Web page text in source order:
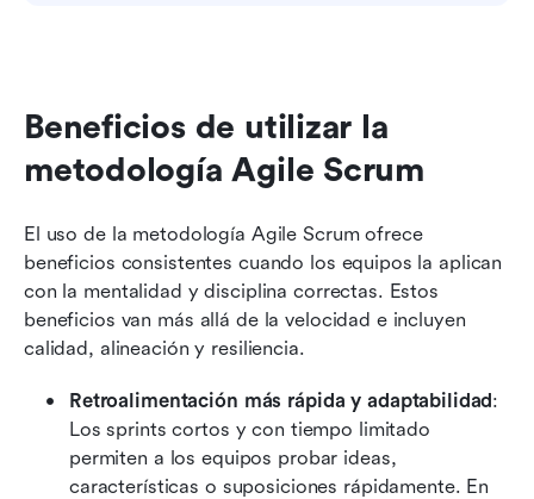
Beneficios de utilizar la
metodología Agile Scrum
El uso de la metodología Agile Scrum ofrece
beneficios consistentes cuando los equipos la aplican
con la mentalidad y disciplina correctas. Estos
beneficios van más allá de la velocidad e incluyen
calidad, alineación y resiliencia.
Retroalimentación más rápida y adaptabilidad:
Los sprints cortos y con tiempo limitado
permiten a los equipos probar ideas,
características o suposiciones rápidamente. En